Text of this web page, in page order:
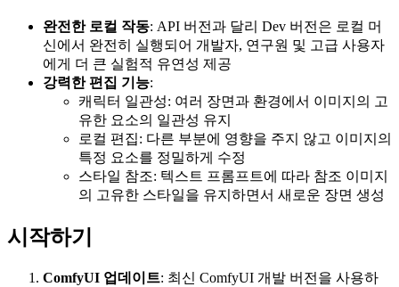
완전한 로컬 작동: API 버전과 달리 Dev 버전은 로컬 머
신에서 완전히 실행되어 개발자, 연구원 및 고급 사용자
에게 더 큰 실험적 유연성 제공
강력한 편집 기능:
캐릭터 일관성: 여러 장면과 환경에서 이미지의 고
유한 요소의 일관성 유지
로컬 편집: 다른 부분에 영향을 주지 않고 이미지의
특정 요소를 정밀하게 수정
스타일 참조: 텍스트 프롬프트에 따라 참조 이미지
의 고유한 스타일을 유지하면서 새로운 장면 생성
시작하기
ComfyUI 업데이트: 최신 ComfyUI 개발 버전을 사용하